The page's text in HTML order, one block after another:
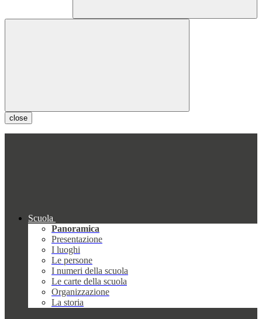
close
Scuola
Panoramica
Presentazione
I luoghi
Le persone
I numeri della scuola
Le carte della scuola
Organizzazione
La storia